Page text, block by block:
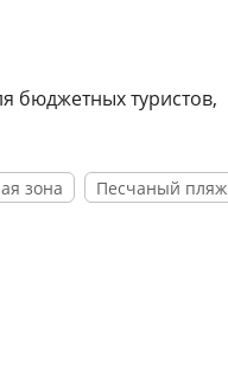
бюджетных туристов,
зона
Песчаный пляж